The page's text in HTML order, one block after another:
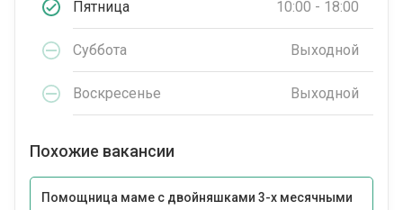
Пятница 10:00 - 18:00
Суббота Выходной
Воскресенье Выходной
Похожие вакансии
Помощница маме с двойняшками 3-х месячными